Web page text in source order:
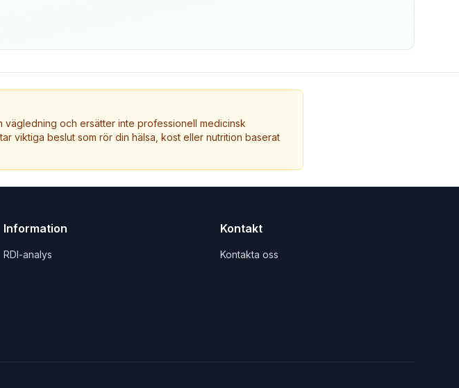
och ersätter inte professionell medicinsk
viktiga beslut som rör din hälsa, kost eller nutrition baserat
Information
RDI-analys
Kontakt
Kontakta oss